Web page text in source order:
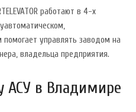
работают в 4-х
управлять заводом на
владельца предприятия.
АСУ в Владимире